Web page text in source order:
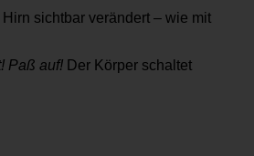
sichtbar verändert – wie mit
Paß auf! Der Körper schaltet